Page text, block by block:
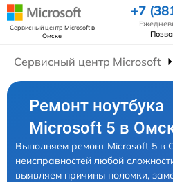
Сервисный центр Microsoftв
Омске
+7
Сервисный центр Microsoft
Ремонт ноутбука
Microsoft 5 в
Выполняем ремонт Microsoft 5 в
неисправностей любой
выявляем причины поломки,